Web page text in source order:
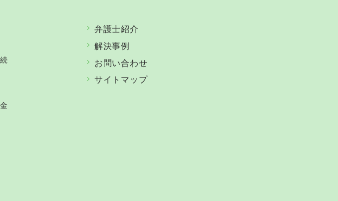
弁護士紹介
解決事例
お問い合わせ
サイトマップ